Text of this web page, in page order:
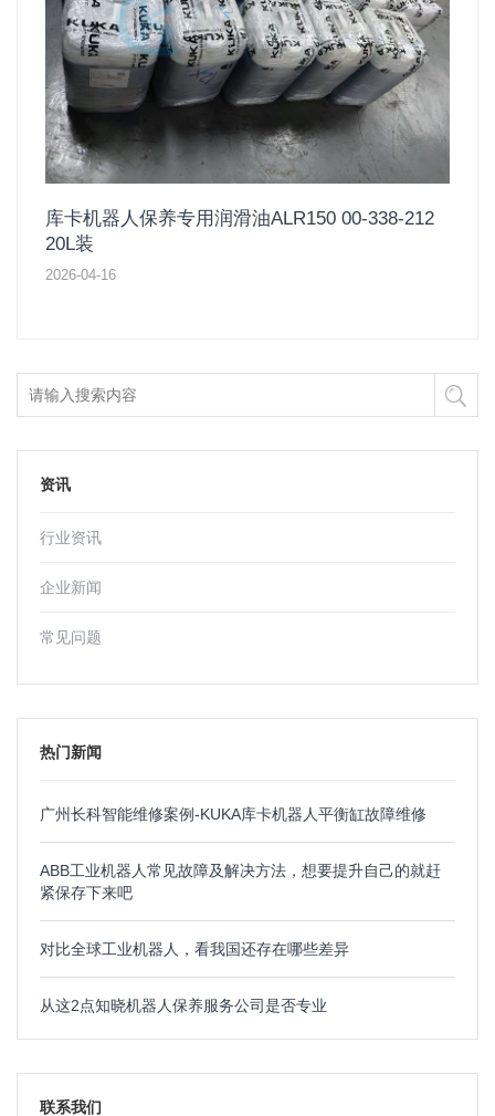
库卡机器人保养专用润滑油ALR150 00-338-212
20L装
2026-04-16
资讯
行业资讯
企业新闻
常见问题
热门新闻
广州长科智能维修案例-KUKA库卡机器人平衡缸故障维修
ABB工业机器人常见故障及解决方法，想要提升自己的就赶
紧保存下来吧
对比全球工业机器人，看我国还存在哪些差异
从这2点知晓机器人保养服务公司是否专业
联系我们